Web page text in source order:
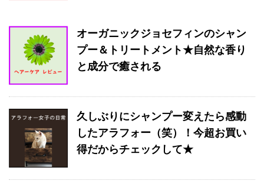
オーガニックジョセフィンのシャン
プー＆トリートメント★自然な香り
と成分で癒される
久しぶりにシャンプー変えたら感動
したアラフォー（笑）！今超お買い
得だからチェックして★